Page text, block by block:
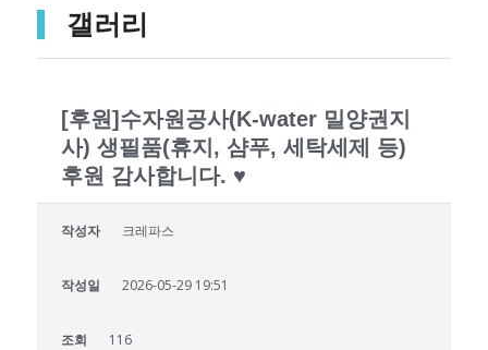
갤러리
[후원]수자원공사(K-water 밀양권지
사) 생필품(휴지, 샴푸, 세탁세제 등)
후원 감사합니다. ♥
작성자 크레파스
작성일 2026-05-29 19:51
조회 116